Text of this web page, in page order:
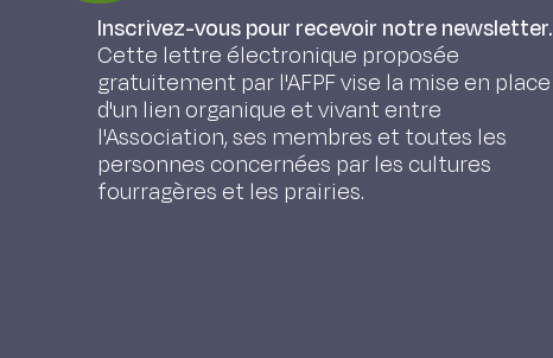
Inscrivez-vous pour recevoir notre newsletter.
Cette lettre électronique proposée
gratuitement par l'AFPF vise la mise en place
d'un lien organique et vivant entre
l'Association, ses membres et toutes les
personnes concernées par les cultures
fourragères et les prairies.